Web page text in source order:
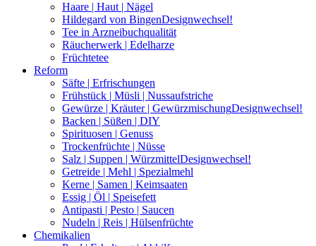
Haare | Haut | Nägel
Hildegard von BingenDesignwechsel!
Tee in Arzneibuchqualität
Räucherwerk | Edelharze
Früchtetee
Reform
Säfte | Erfrischungen
Frühstück | Müsli | Nussaufstriche
Gewürze | Kräuter | GewürzmischungDesignwechsel!
Backen | Süßen | DIY
Spirituosen | Genuss
Trockenfrüchte | Nüsse
Salz | Suppen | WürzmittelDesignwechsel!
Getreide | Mehl | Spezialmehl
Kerne | Samen | Keimsaaten
Essig | Öl | Speisefett
Antipasti | Pesto | Saucen
Nudeln | Reis | Hülsenfrüchte
Chemikalien